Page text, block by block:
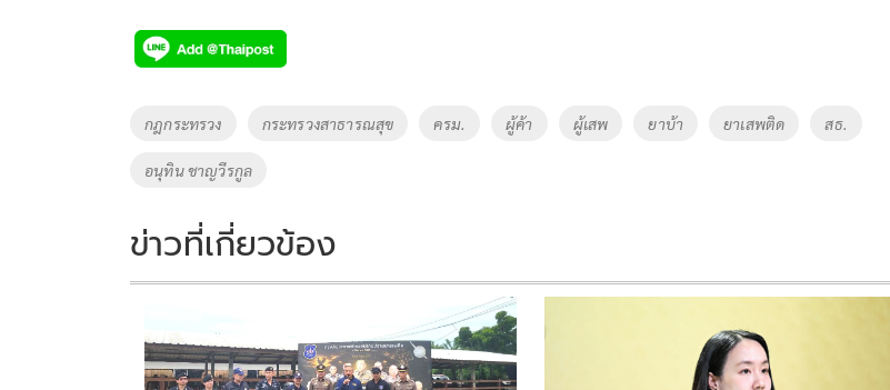
e
b
o
o
k
tt
er
p
y
Li
Tags
กฎกระทรวง กระทรวงสาธารณสุข ครม. ผู้ค้า ผู้เสพ ยาบ้า ยาเสพติด สธ.
อนุทิน ชาญวีรกูล
ข่าวที่เกี่ยวข้อง